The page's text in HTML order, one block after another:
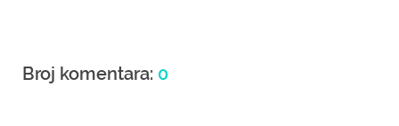
Broj komentara: 0